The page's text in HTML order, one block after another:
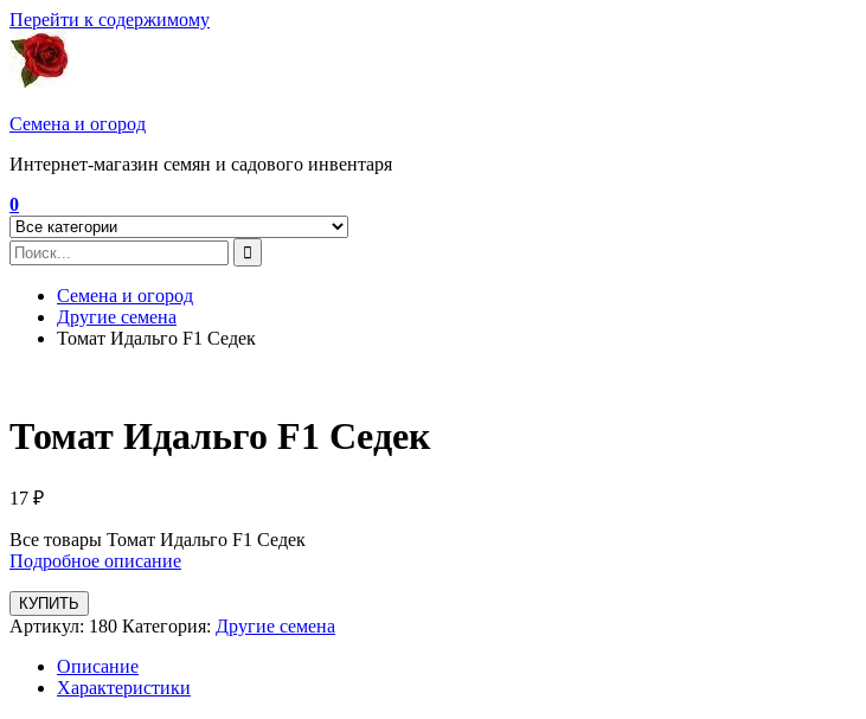
Перейти к содержимому
Семена и огород
Интернет-магазин семян и садового инвентаря
0
Семена и огород
Другие семена
Томат Идальго F1 Седек
Томат Идальго F1 Седек
17 ₽
Все товары Томат Идальго F1 Седек
Подробное описание
КУПИТЬ
Артикул: 180 Категория: Другие семена
Описание
Характеристики